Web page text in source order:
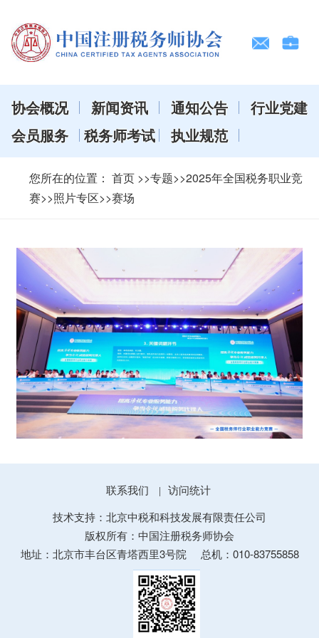
协会概况 新闻资讯 通知公告
行业党建
会员服务
税务师考试 执业规范
您所在的位置： 首页 >>专题>>2025年全国税务职业竞
赛>>照片专区>>赛场
联系我们 |
访问统计
技术支持：北京中税和科技发展有限责任公司
版权所有：中国注册税务师协会
地址：北京市丰台区青塔西里3号院
总机：010-83755858